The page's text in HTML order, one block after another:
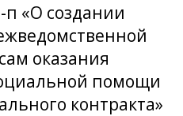
п «О создании
оказания
помощи
контракта»